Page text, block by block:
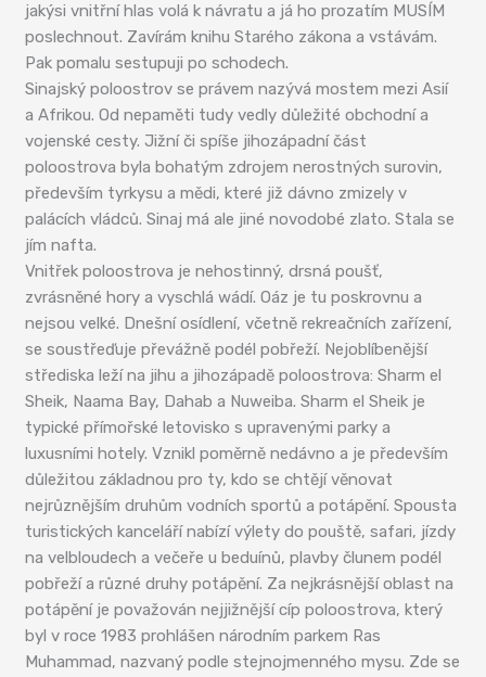
jakýsi vnitřní hlas volá k návratu a já ho prozatím MUSÍM
poslechnout. Zavírám knihu Starého zákona a vstávám.
Pak pomalu sestupuji po schodech.
Sinajský poloostrov se právem nazývá mostem mezi Asií
a Afrikou. Od nepaměti tudy vedly důležité obchodní a
vojenské cesty. Jižní či spíše jihozápadní část
poloostrova byla bohatým zdrojem nerostných surovin,
především tyrkysu a mědi, které již dávno zmizely v
palácích vládců. Sinaj má ale jiné novodobé zlato. Stala se
jím nafta.
Vnitřek poloostrova je nehostinný, drsná poušť,
zvrásněné hory a vyschlá wádí. Oáz je tu poskrovnu a
nejsou velké. Dnešní osídlení, včetně rekreačních zařízení,
se soustřeďuje převážně podél pobřeží. Nejoblíbenější
střediska leží na jihu a jihozápadě poloostrova: Sharm el
Sheik, Naama Bay, Dahab a Nuweiba. Sharm el Sheik je
typické přímořské letovisko s upravenými parky a
luxusními hotely. Vznikl poměrně nedávno a je především
důležitou základnou pro ty, kdo se chtějí věnovat
nejrůznějším druhům vodních sportů a potápění. Spousta
turistických kanceláří nabízí výlety do pouště, safari, jízdy
na velbloudech a večeře u beduínů, plavby člunem podél
pobřeží a různé druhy potápění. Za nejkrásnější oblast na
potápění je považován nejjižnější cíp poloostrova, který
byl v roce 1983 prohlášen národním parkem Ras
Muhammad, nazvaný podle stejnojmenného mysu. Zde se